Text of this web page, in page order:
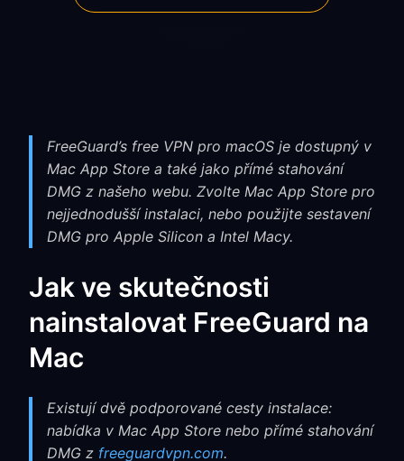
FreeGuard’s free VPN pro macOS je dostupný v
Mac App Store a také jako přímé stahování
DMG z našeho webu. Zvolte Mac App Store pro
nejjednodušší instalaci, nebo použijte sestavení
DMG pro Apple Silicon a Intel Macy.
Jak ve skutečnosti
nainstalovat FreeGuard na
Mac
Existují dvě podporované cesty instalace:
nabídka v Mac App Store nebo přímé stahování
DMG z freeguardvpn.com.